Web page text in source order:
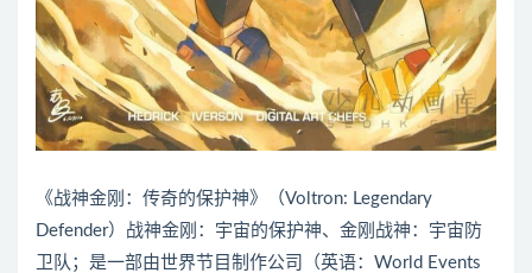
《战神金刚：传奇的保护神》（Voltron: Legendary
Defender）战神金刚：宇宙的保护神、金刚战神：宇宙防
卫队；是一部由世界节目制作公司（英语：World Events